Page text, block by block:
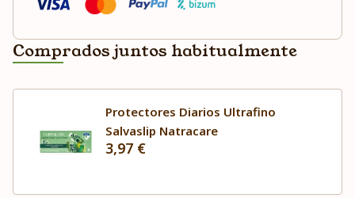
Comprados juntos habitualmente
Protectores Diarios Ultrafino
Salvaslip Natracare
3,97 €